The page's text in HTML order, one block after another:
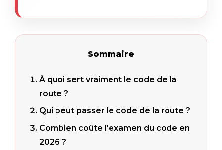
Sommaire
À quoi sert vraiment le code de la
route ?
Qui peut passer le code de la route ?
Combien coûte l'examen du code en
2026 ?